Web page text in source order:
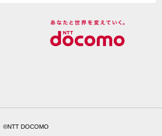
©NTT DOCOMO